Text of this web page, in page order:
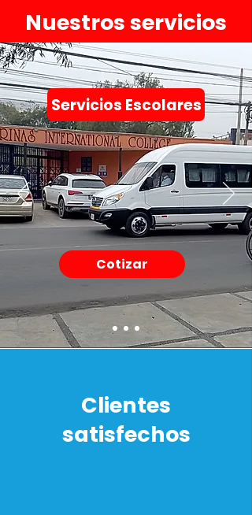
Nuestros servicios
Servicios Escolares
Cotizar
Clientes
satisfechos